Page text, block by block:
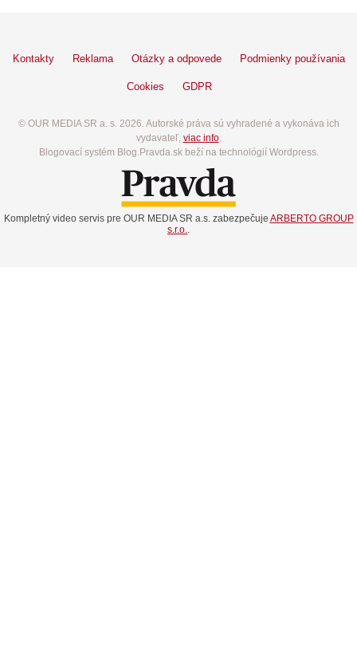
Kontakty Reklama Otázky a odpovede Podmienky používania
Cookies GDPR
© OUR MEDIA SR a. s. 2026. Autorské práva sú vyhradené a vykonáva ich
vydavateľ, viac info.
Blogovací systém Blog.Pravda.sk beží na technológií Wordpress.
Kompletný video servis pre OUR MEDIA SR a.s. zabezpečuje ARBERTO GROUP
s.r.o.